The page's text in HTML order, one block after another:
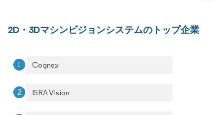
2D・3Dマシンビジョンシステムのトップ企業
Cognex
ISRA Vision